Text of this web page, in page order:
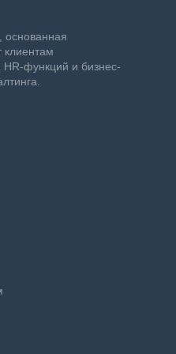
основанная
клиентам
HR-функций и бизнес-